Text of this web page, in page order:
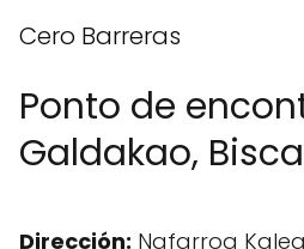
Cero Barreras
Ponto de
Galdakao,
Dirección: Nafarroa